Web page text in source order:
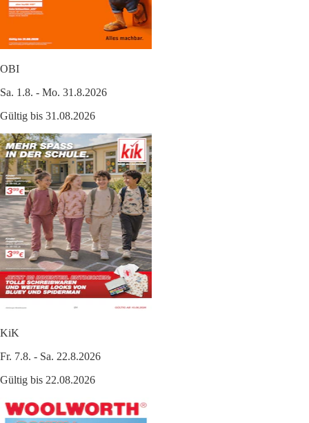
OBI
Sa. 1.8. - Mo. 31.8.2026
Gültig bis 31.08.2026
KiK
Fr. 7.8. - Sa. 22.8.2026
Gültig bis 22.08.2026